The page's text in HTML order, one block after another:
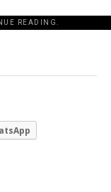
READING.